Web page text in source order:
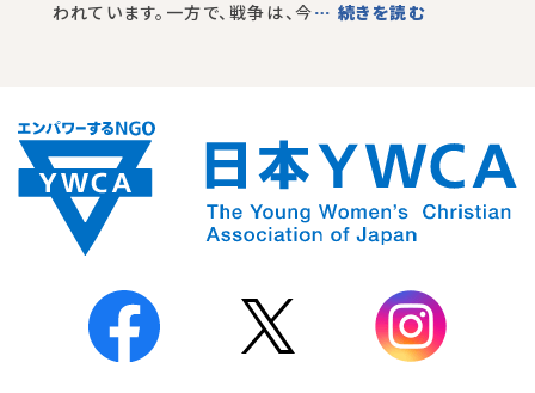
われています。一方で、戦争は、今… 続きを読む